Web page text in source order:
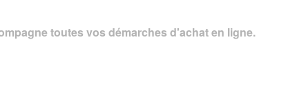
toutes vos démarches d'achat en ligne.